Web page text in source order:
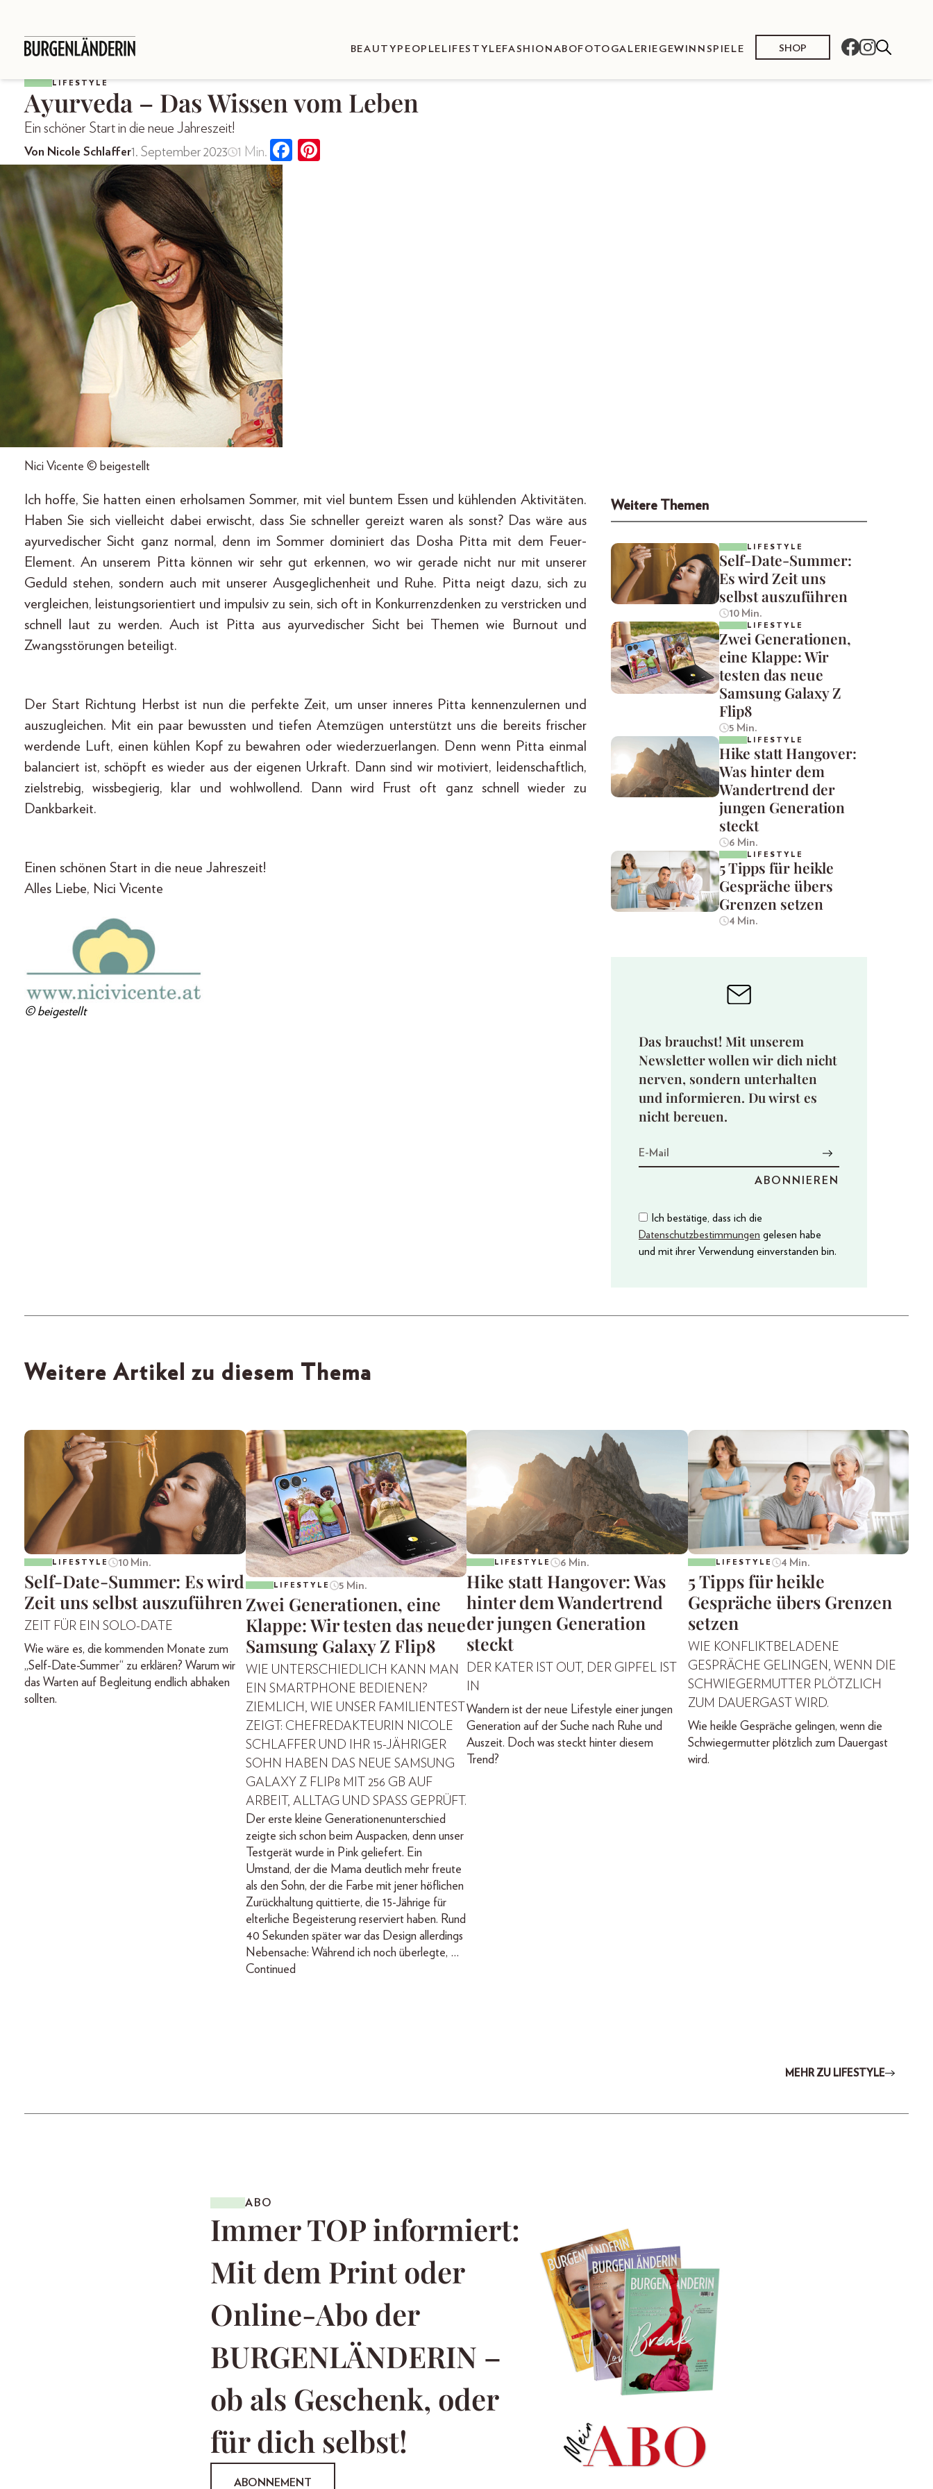
BEAUTY PEOPLE LIFESTYLEFASHION ABOFOTOGALERIE GEWINNSPIELE SHOP
LIFESTYLE
Ayurveda – Das Wissen vom Leben
Ein schöner Start in die neue Jahres­zeit!
Von Nicole Schlaffer1. September 2023 1 Min.
Nici Vicente © beigestellt
Ich hoffe, Sie hatten einen erholsamen Sommer, mit viel buntem Essen und kühlenden Aktivitäten.
Haben Sie sich vielleicht dabei erwischt, dass Sie schneller gereizt waren als sonst? Das wäre aus
ayurvedischer Sicht ganz normal, denn im Sommer dominiert das Dosha Pitta mit dem Feuer-
Element. An unserem Pitta können wir sehr gut erkennen, wo wir gerade nicht nur mit unserer
Geduld stehen, sondern auch mit unserer Ausgeglichenheit und Ruhe. Pitta neigt dazu, sich zu
vergleichen, leistungsorientiert und impulsiv zu sein, sich oft in Konkurrenzdenken zu verstricken und
schnell laut zu werden. Auch ist Pitta aus ayurvedischer Sicht bei Themen wie Burnout und
Zwangsstörungen beteiligt.
Der Start Richtung Herbst ist nun die perfekte Zeit, um unser inneres Pitta kennenzulernen und
auszugleichen. Mit ein paar bewussten und tiefen Atemzügen unterstützt uns die bereits frischer
werdende Luft, einen kühlen Kopf zu bewahren oder wiederzuerlangen. Denn wenn Pitta einmal
balanciert ist, schöpft es wieder aus der eigenen Urkraft. Dann sind wir motiviert, leidenschaftlich,
zielstrebig, wissbegierig, klar und wohlwollend. Dann wird Frust oft ganz schnell wieder zu
Dankbarkeit.
Einen schönen Start in die neue Jahres­zeit!
Alles Liebe, Nici Vicente
© beigestellt
Weitere Themen
LIFESTYLE
Self-Date-Summer:
Es wird Zeit uns
selbst auszuführen
10 Min.
LIFESTYLE
Zwei Generationen,
eine Klappe: Wir
testen das neue
Samsung Galaxy Z
Flip8
5 Min.
LIFESTYLE
Hike statt Hangover:
Was hinter dem
Wandertrend der
jungen Generation
steckt
6 Min.
LIFESTYLE
5 Tipps für heikle
Gespräche übers
Grenzen setzen
4 Min.
Das brauchst! Mit unserem
Newsletter wollen wir dich nicht
nerven, sondern unterhalten
und informieren. Du wirst es
nicht bereuen.
Ich bestätige, dass ich die
Datenschutzbestimmungen gelesen habe
und mit ihrer Verwendung einverstanden bin.
Weitere Artikel zu diesem Thema
LIFESTYLE 10 Min.
Self-Date-Summer: Es wird
Zeit uns selbst auszuführen
ZEIT FÜR EIN SOLO-DATE
Wie wäre es, die kommenden Monate zum
„Self-Date-Summer“ zu erklären? Warum wir
das Warten auf Begleitung endlich abhaken
sollten.
LIFESTYLE 5 Min.
Zwei Generationen, eine
Klappe: Wir testen das neue
Samsung Galaxy Z Flip8
WIE UNTERSCHIEDLICH KANN MAN
EIN SMARTPHONE BEDIENEN?
ZIEMLICH, WIE UNSER FAMILIENTEST
ZEIGT: CHEFREDAKTEURIN NICOLE
SCHLAFFER UND IHR 15-JÄHRIGER
SOHN HABEN DAS NEUE SAMSUNG
GALAXY Z FLIP8 MIT 256 GB AUF
ARBEIT, ALLTAG UND SPASS GEPRÜFT.
Der erste kleine Generationenunterschied
zeigte sich schon beim Auspacken, denn unser
Testgerät wurde in Pink geliefert. Ein
Umstand, der die Mama deutlich mehr freute
als den Sohn, der die Farbe mit jener höflichen
Zurückhaltung quittierte, die 15-Jährige für
elterliche Begeisterung reserviert haben. Rund
40 Sekunden später war das Design allerdings
Nebensache: Während ich noch überlegte, …
Continued
LIFESTYLE 6 Min.
Hike statt Hangover: Was
hinter dem Wandertrend
der jungen Generation
steckt
DER KATER IST OUT, DER GIPFEL IST
IN
Wandern ist der neue Lifestyle einer jungen
Generation auf der Suche nach Ruhe und
Auszeit. Doch was steckt hinter diesem
Trend?
LIFESTYLE 4 Min.
5 Tipps für heikle
Gespräche übers Grenzen
setzen
WIE KONFLIKTBELADENE
GESPRÄCHE GELINGEN, WENN DIE
SCHWIEGERMUTTER PLÖTZLICH
ZUM DAUERGAST WIRD.
Wie heikle Gespräche gelingen, wenn die
Schwiegermutter plötzlich zum Dauergast
wird.
MEHR ZU LIFESTYLE
ABO
Immer TOP informiert:
Mit dem Print oder
Online-Abo der
BURGENLÄNDERIN –
ob als Geschenk, oder
für dich selbst!
ABONNEMENT